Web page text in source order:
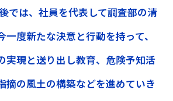
では、社員を代表して調査部の清
度新たな決意と行動を持って、
実現と送り出し教育、危険予知活
摘の風土の構築などを進めていき